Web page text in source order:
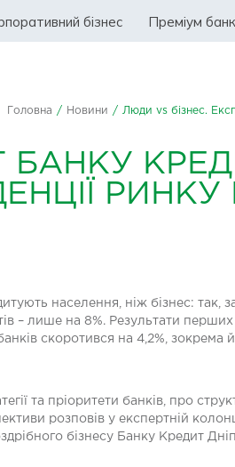
бізнес Преміум
Головна / Новини / Люди vs бізнес.
БАНКУ
населення, ніж бізнес:
– лише на 8%. Результати
скоротився на 4,2%, зокрема
та пріоритети банків, про
розповів у експертній
бізнесу Банку Кредит